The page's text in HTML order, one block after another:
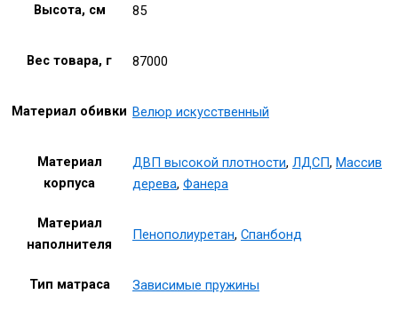
Высота, см 85
Вес товара, г 87000
Материал обивки Велюр искусственный
Материал
корпуса
ДВП высокой плотности, ЛДСП, Массив
дерева, Фанера
Материал
наполнителя
Пенополиуретан, Спанбонд
Тип матраса Зависимые пружины